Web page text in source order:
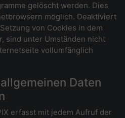
gelöscht werden. Dies
möglich. Deaktiviert
von Cookies in dem
sind unter Umständen nicht
vollumfänglich
Daten
erfasst mit jedem Aufruf der